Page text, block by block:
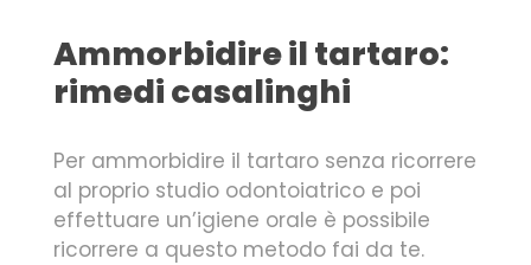
Ammorbidire il tartaro:
rimedi casalinghi
Per ammorbidire il tartaro senza ricorrere
al proprio studio odontoiatrico e poi
effettuare un’igiene orale è possibile
ricorrere a questo metodo fai da te.